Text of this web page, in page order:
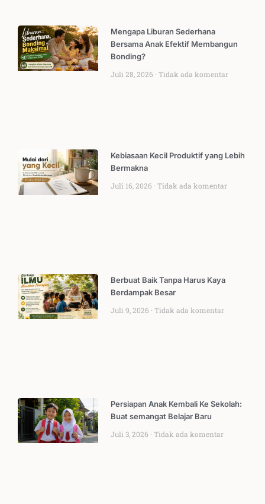
Mengapa Liburan Sederhana
Bersama Anak Efektif Membangun
Bonding?
Juli 28, 2026
Tidak ada komentar
Kebiasaan Kecil Produktif yang Lebih
Bermakna
Juli 16, 2026
Tidak ada komentar
Berbuat Baik Tanpa Harus Kaya
Berdampak Besar
Juli 9, 2026
Tidak ada komentar
Persiapan Anak Kembali Ke Sekolah:
Buat semangat Belajar Baru
Juli 3, 2026
Tidak ada komentar